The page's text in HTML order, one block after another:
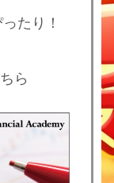
たり！
ら